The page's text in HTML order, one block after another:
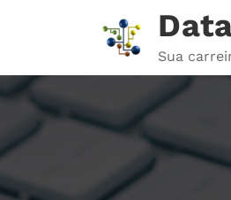
conteúdo
Sua